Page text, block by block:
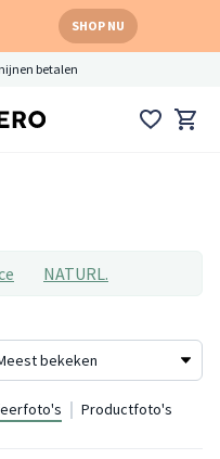
SHOP NU
betalen
NATURL.
Productfoto's